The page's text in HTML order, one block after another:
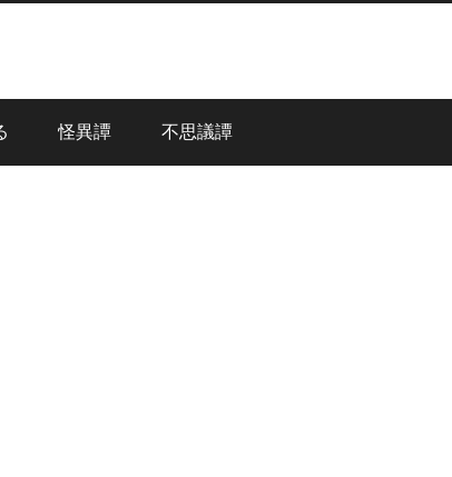
怪異譚 不思議譚